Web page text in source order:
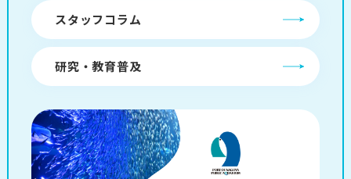
スタッフコラム
研究・教育普及